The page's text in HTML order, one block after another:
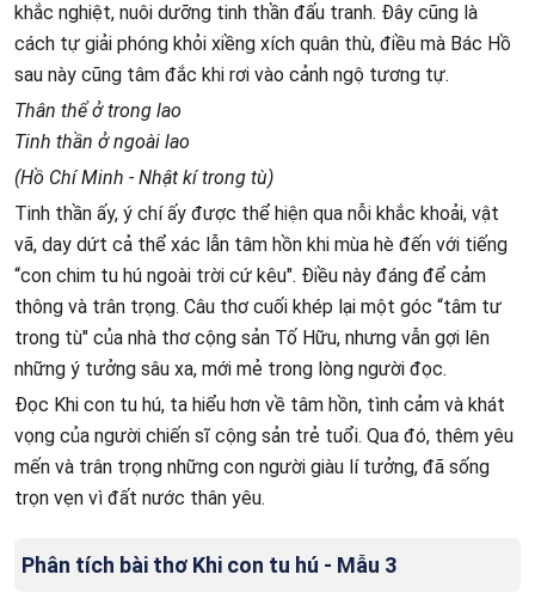
khắc nghiệt, nuôi dưỡng tinh thần đấu tranh. Đây cũng là
cách tự giải phóng khỏi xiềng xích quân thù, điều mà Bác Hồ
sau này cũng tâm đắc khi rơi vào cảnh ngộ tương tự.
Thân thể ở trong lao
Tinh thần ở ngoài lao
(Hồ Chí Minh - Nhật kí trong tù)
Tinh thần ấy, ý chí ấy được thể hiện qua nỗi khắc khoải, vật
vã, day dứt cả thể xác lẫn tâm hồn khi mùa hè đến với tiếng
“con chim tu hú ngoài trời cứ kêu". Điều này đáng để cảm
thông và trân trọng. Câu thơ cuối khép lại một góc “tâm tư
trong tù" của nhà thơ cộng sản Tố Hữu, nhưng vẫn gợi lên
những ý tưởng sâu xa, mới mẻ trong lòng người đọc.
Đọc Khi con tu hú, ta hiểu hơn về tâm hồn, tình cảm và khát
vọng của người chiến sĩ cộng sản trẻ tuổi. Qua đó, thêm yêu
mến và trân trọng những con người giàu lí tưởng, đã sống
trọn vẹn vì đất nước thân yêu.
Phân tích bài thơ Khi con tu hú - Mẫu 3